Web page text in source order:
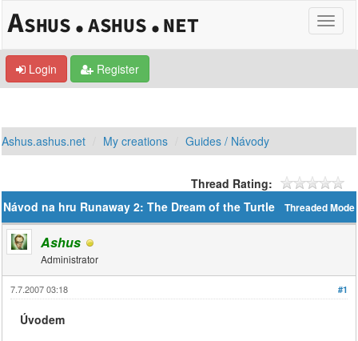
Login Register
Ashus.ashus.net My creations Guides / Návody
Thread Rating:
Threaded Mode
Návod na hru Runaway 2: The Dream of the Turtle
Ashus
Administrator
#1
7.7.2007 03:18
Úvodem